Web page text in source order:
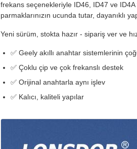
frekans seçenekleriyle ID46, ID47 ve
parmaklarınızın ucunda tutar, dayanıklı
Yeni sürüm, stokta hazır - sipariş ver ve
✅ Geely akıllı anahtar sistemlerinin
✅ Çoklu çip ve çok frekanslı destek
✅ Orijinal anahtarla aynı işlev
✅ Kalıcı, kaliteli yapılar